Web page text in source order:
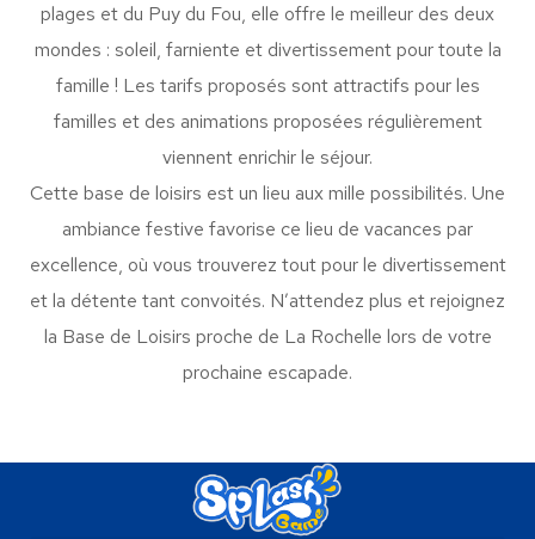
plages et du Puy du Fou, elle offre le meilleur des deux
mondes : soleil, farniente et divertissement pour toute la
famille ! Les tarifs proposés sont attractifs pour les
familles et des animations proposées régulièrement
viennent enrichir le séjour.
Cette base de loisirs est un lieu aux mille possibilités. Une
ambiance festive favorise ce lieu de vacances par
excellence, où vous trouverez tout pour le divertissement
et la détente tant convoités. N’attendez plus et rejoignez
la Base de Loisirs proche de La Rochelle lors de votre
prochaine escapade.